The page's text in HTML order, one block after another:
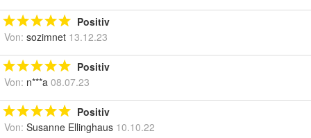
Positiv
Von: sozimnet 13.12.23
Positiv
Von: n***a 08.07.23
Positiv
Von: Susanne Ellinghaus 10.10.22